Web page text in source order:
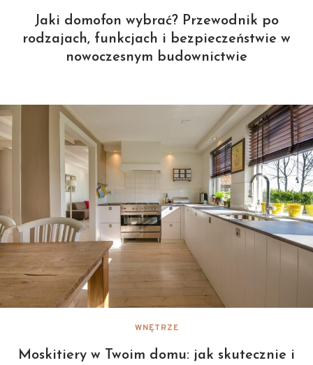
Jaki domofon wybrać? Przewodnik po
rodzajach, funkcjach i bezpieczeństwie w
nowoczesnym budownictwie
WNĘTRZE
Moskitiery w Twoim domu: jak skutecznie i